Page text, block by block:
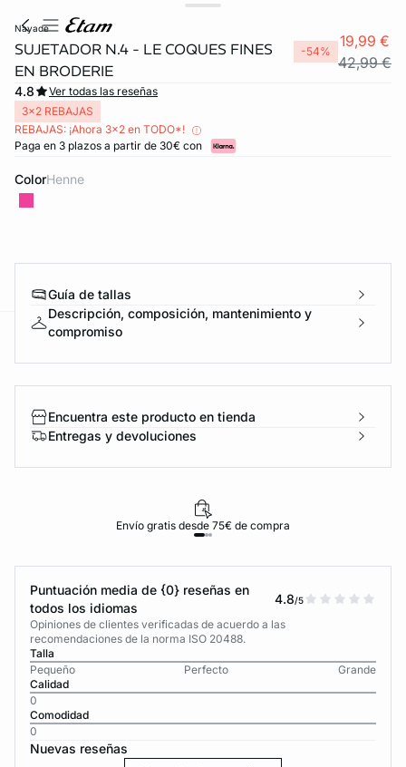
nayade
SUJETADOR N.4 - LE COQUES FINES
EN BRODERIE
-54%
19,99 €
42,99 €
4.8
Ver todas las reseñas
3x2 REBAJAS
REBAJAS: ¡Ahora 3x2 en TODO*!
Paga en 3 plazos a partir de 30€ con
Color henne
Guía de tallas
Descripción, composición, mantenimiento y
compromiso
Encuentra este producto en tienda
Entregas y devoluciones
Envío gratis desde 75€ de compra
Puntuación media de {0} reseñas en
todos los idiomas
4.8/5
Opiniones de clientes verificadas de acuerdo a las
recomendaciones de la norma ISO 20488.
Talla
Pequeño
Perfecto
Grande
Calidad
0
Comodidad
0
Nuevas reseñas